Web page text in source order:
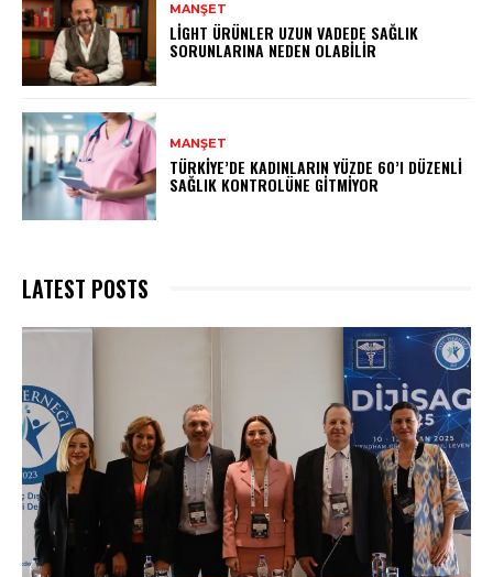
MANŞET
LIGHT ÜRÜNLER UZUN VADEDE SAĞLIK
SORUNLARINA NEDEN OLABILIR
MANŞET
TÜRKIYE’DE KADINLARIN YÜZDE 60’I DÜZENLI
SAĞLIK KONTROLÜNE GITMIYOR
LATEST POSTS